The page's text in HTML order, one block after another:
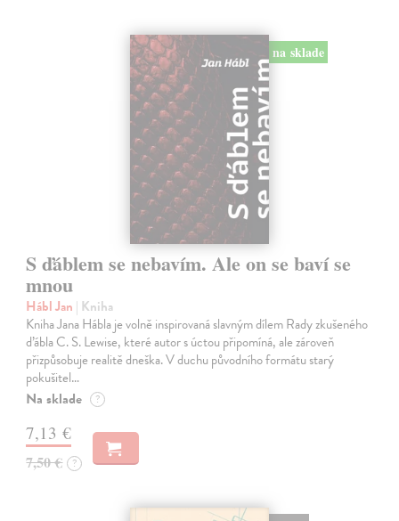
na sklade
S ďáblem se nebavím. Ale on se baví se
mnou
Hábl Jan | Kniha
Kniha Jana Hábla je volně inspirovaná slavným dílem Rady zkušeného
ďábla C. S. Lewise, které autor s úctou připomíná, ale zároveň
přizpůsobuje realitě dneška. V duchu původního formátu starý
pokušitel…
Na sklade ?
7,13 €
7,50 € ?